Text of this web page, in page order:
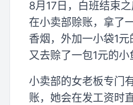
8月17日，白班结束
在小卖部赊账，拿了
香烟，外加一小袋1
又去赊了一包1元的小
小卖部的女老板专门
账，她会在发工资时